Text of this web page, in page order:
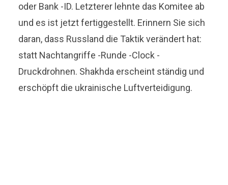
oder Bank -ID. Letzterer lehnte das Komitee ab
und es ist jetzt fertiggestellt. Erinnern Sie sich
daran, dass Russland die Taktik verändert hat:
statt Nachtangriffe -Runde -Clock -
Druckdrohnen. Shakhda erscheint ständig und
erschöpft die ukrainische Luftverteidigung.